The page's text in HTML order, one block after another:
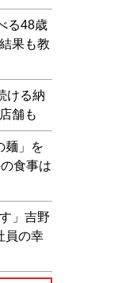
る48歳
果も教
ける納
舗も
麺」を
食事は
」吉野
員の幸